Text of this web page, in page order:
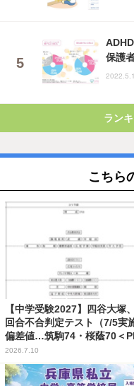
保護
ラン
こちら
【中学受験2027】四谷大塚
回合不合判定テスト（7/5実
偏差値…筑駒74・桜蔭70＜
2026.7.10